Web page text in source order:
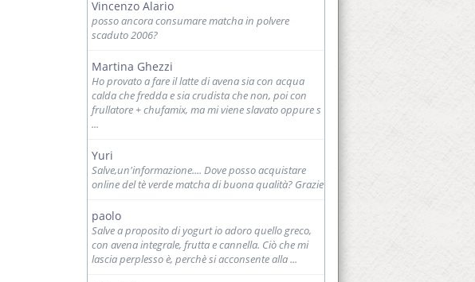
Vincenzo Alario
posso ancora consumare matcha in polvere
scaduto 2006?
Martina Ghezzi
Ho provato a fare il latte di avena sia con acqua
calda che fredda e sia crudista che non, poi con
frullatore + chufamix, ma mi viene slavato oppure s
...
Yuri
Salve,un'informazione.... Dove posso acquistare
online del tè verde matcha di buona qualità? Grazie
paolo
Salve a proposito di yogurt io adoro quello greco,
con avena integrale, frutta e cannella. Ciò che mi
lascia perplesso è, perchè si acconsente alla ...